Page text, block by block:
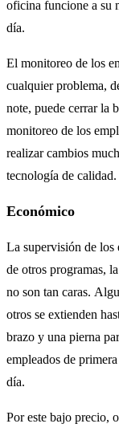
oficina funcione a su
día.
El monitoreo de los
cualquier problema,
note, puede cerrar la
monitoreo de los
realizar cambios
tecnología de calidad.
Económico
La supervisión de los
de otros programas,
no son tan caras.
otros se extienden
brazo y una pierna
empleados de
día.
Por este bajo precio,